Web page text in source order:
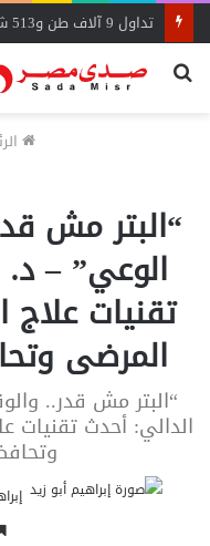
بحث
“البتر مش
الوعي” – د.
تقنيات
المرضى
“البتر مش قدر..
الدالي: أحدث تقنيات